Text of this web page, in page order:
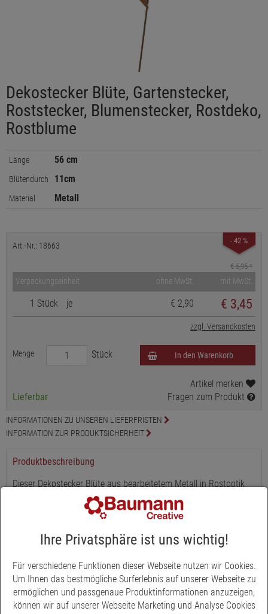
Dekostecker Blüte, Gartenstecker,
Roststecker, Blumenstecker, Rostdeko,
Rostblume
Länge 56 cm
Blütendurch 11cm
Material Metall
- 42 %
Art.-Nr.: 18663
€ 5,95*
Verpackungseinheit ohne MwSt. mit MwSt.
1 Stück je € 2,90 € 3,45
zzgl. Versandkosten
Menge Stück In den Warenkorb
Lieferbar
Artikel merken
Fragen zum Produkt
INFORMATIONEN ZU UNSEREN LIEFERFRISTEN
INFORMATION ZUR PRODUKTSICHERHEIT
Produktbeschreibung
Dieser Dekostecker Blüte aus bearbeitetem Metall in Rostoptik
zaubert eine moderne und zugleiche rustikale Atmosphäre in
Ihrem Garten. Toll als Blickfang in Blumenbeeten, im Vorgarten
oder auch im Terrassenbereich. Oder sind Sie noch auf der
Suche nach einem Blumenstecker für Ihre Zimmerpflanzen?
Auch im Innenbereich macht diese Rostblume eine tolle Figur. Sie
hat eine Länge von 56 cm, der Durchmesser der Blüte ist ca. 11
cm.
Ihre Privatsphäre ist uns wichtig!
Für verschiedene Funktionen dieser Webseite nutzen wir Cookies.
Um Ihnen das bestmögliche Surferlebnis auf unserer Webseite zu
ermöglichen und passgenaue Produktinformationen anzuzeigen,
können wir auf unserer Webseite Marketing und Analyse Cookies